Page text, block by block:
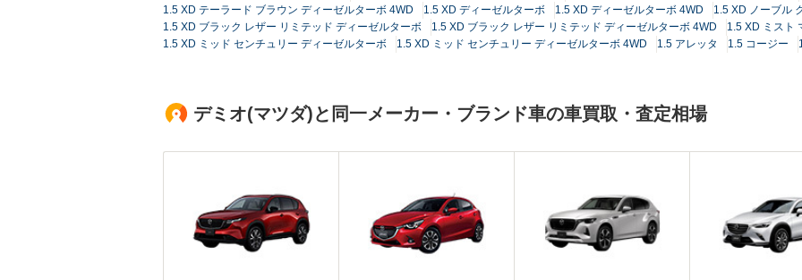
1.5 XD テーラード ブラウン ディーゼルターボ 4WD
1.5 XD ディーゼルターボ 1.5 XD ディーゼルターボ 4WD
1.5 XD ノーブル
1.5 XD ブラック レザー リミテッド ディーゼルターボ
1.5 XD ブラック レザー リミテッド ディーゼルターボ 4WD
1.5 XD ミスト
1.5 XD ミッド センチュリー ディーゼルターボ
1.5 XD ミッド センチュリー ディーゼルターボ 4WD 1.5 アレッタ 1.5 コージー
デミオ(マツダ)と同一メーカー・ブランド車の車買取・査定相場